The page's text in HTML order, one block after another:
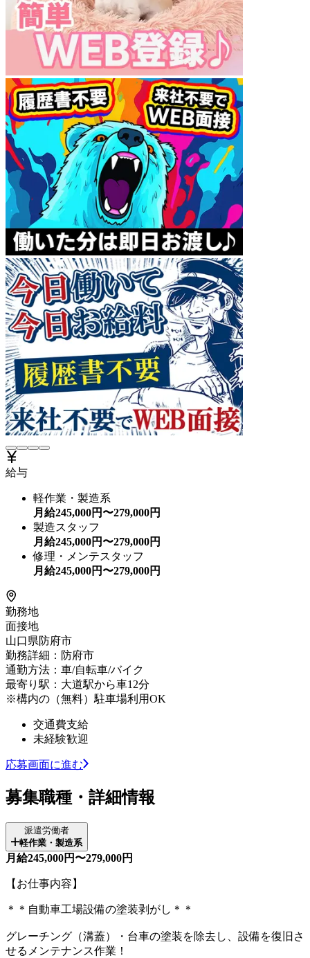
給与
軽作業・製造系
月給245,000円〜279,000円
製造スタッフ
月給245,000円〜279,000円
修理・メンテスタッフ
月給245,000円〜279,000円
勤務地
面接地
山口県防府市
勤務詳細：防府市
通勤方法：車/自転車/バイク
最寄り駅：大道駅から車12分
※構内の（無料）駐車場利用OK
交通費支給
未経験歓迎
応募画面に進む
募集職種・詳細情報
派遣労働者
軽作業・製造系
月給245,000円〜279,000円
【お仕事内容】
＊＊自動車工場設備の塗装剥がし＊＊
グレーチング（溝蓋）・台車の塗装を除去し、設備を復旧さ
せるメンテナンス作業！